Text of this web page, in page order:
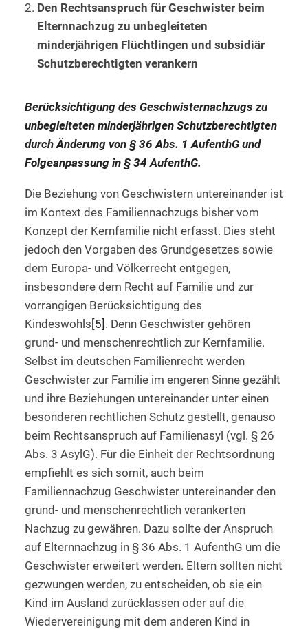
Den Rechtsanspruch für Geschwister beim
Elternnachzug zu unbegleiteten
minderjährigen Flüchtlingen und subsidiär
Schutzberechtigten verankern
Berücksichtigung des Geschwisternachzugs zu
unbegleiteten minderjährigen Schutzberechtigten
durch Änderung von § 36 Abs. 1 AufenthG und
Folgeanpassung in § 34 AufenthG.
Die Beziehung von Geschwistern untereinander ist
im Kontext des Familiennachzugs bisher vom
Konzept der Kernfamilie nicht erfasst. Dies steht
jedoch den Vorgaben des Grundgesetzes sowie
dem Europa- und Völkerrecht entgegen,
insbesondere dem Recht auf Familie und zur
vorrangigen Berücksichtigung des
Kindeswohls [5] . Denn Geschwister gehören
grund- und menschenrechtlich zur Kernfamilie.
Selbst im deutschen Familienrecht werden
Geschwister zur Familie im engeren Sinne gezählt
und ihre Beziehungen untereinander unter einen
besonderen rechtlichen Schutz gestellt, genauso
beim Rechtsanspruch auf Familienasyl (vgl. § 26
Abs. 3 AsylG). Für die Einheit der Rechtsordnung
empfiehlt es sich somit, auch beim
Familiennachzug Geschwister untereinander den
grund- und menschenrechtlich verankerten
Nachzug zu gewähren. Dazu sollte der Anspruch
auf Elternnachzug in § 36 Abs. 1 AufenthG um die
Geschwister erweitert werden. Eltern sollten nicht
gezwungen werden, zu entscheiden, ob sie ein
Kind im Ausland zurücklassen oder auf die
Wiedervereinigung mit dem anderen Kind in